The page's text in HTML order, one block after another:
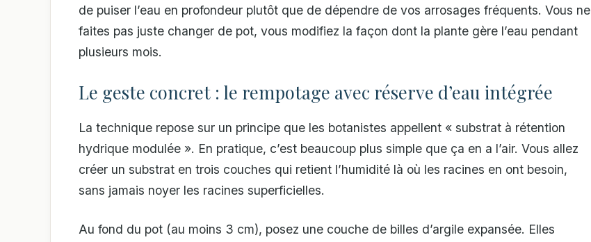
de puiser l’eau en profondeur plutôt que de dépendre de vos arrosages fréquents. Vous ne
faites pas juste changer de pot, vous modifiez la façon dont la plante gère l’eau pendant
plusieurs mois.
Le geste concret : le rempotage avec réserve d’eau intégrée
La technique repose sur un principe que les botanistes appellent « substrat à rétention
hydrique modulée ». En pratique, c’est beaucoup plus simple que ça en a l’air. Vous allez
créer un substrat en trois couches qui retient l’humidité là où les racines en ont besoin,
sans jamais noyer les racines superficielles.
Au fond du pot (au moins 3 cm), posez une couche de billes d’argile expansée. Elles